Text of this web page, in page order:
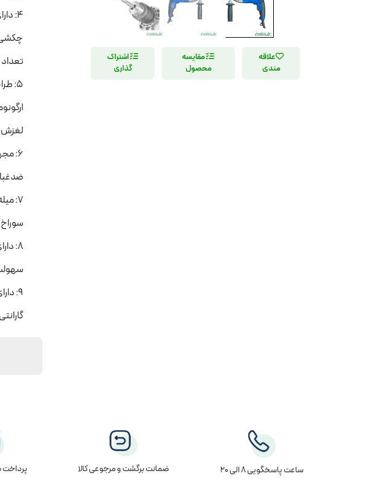
علاقه
مندی
مقایسه
محصول
اشتراک
گذاری
4:
چکشی
5:
لغزش
6:
7:
8:
9: دارای کیف BMC
گارانتی: 12 ماهه
ساعت پاسخگویی 8 الی 20 ضمانت برگشت و مرجوعی کالا پرداخت